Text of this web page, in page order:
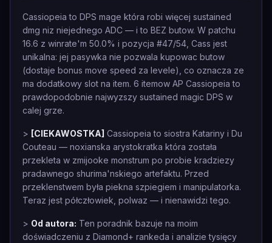
Cassiopeia to DPS mage która robi więcej sustained
dmg niz niejednego ADC — i to BEZ butow. W patchu
16.6 z winrate'm 50.0% i pozycja #47/54, Cass jest
unikalna: jej pasywka nie pozwala kupowac butow
(dostaje bonus move speed za levele), co oznacza ze
ma dodatkowy slot na item. 6 itemow AP Cassiopeia to
prawdopodobnie najwyzszy sustained magic DPS w
calej grze.
> [CIEKAWOSTKA] Cassiopeia to siostra Katariny i Du
Couteau — noxianska arystokratka która została
przekleta w zmijooke monstrum po probie kradziezy
pradawnego shurima'nskiego artefaktu. Przed
przeklenstwem była piekna szpiegiem i manipulatorka.
Teraz jest półczłowiek, polwaz — i nienawidzi tego.
> Od autora: Ten poradnik bazuje na moim
doświadczeniu z Diamond+ rankeda i analizie tysięcy